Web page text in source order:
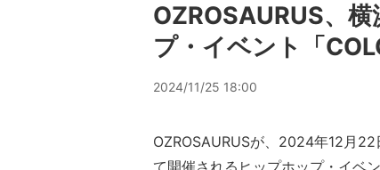
OZROSAURUS、
プ・イベント「
2024/11/25 18:00
OZROSAURUSが、2024年12月
て開催されるヒップホップ・イベ